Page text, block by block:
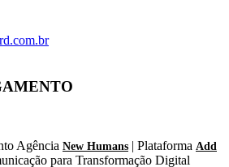
Agência New Humans | Plataforma Add
para Transformação Digital